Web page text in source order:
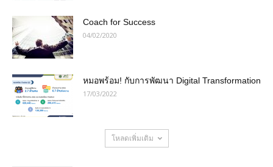
Coach for Success
04/02/2020
หมอพร้อม! กับการพัฒนา Digital Transformation
17/03/2022
โหลดเพิ่มเติม